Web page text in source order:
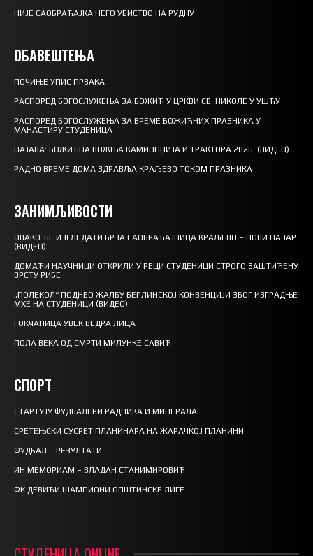
НИЈЕ САОБРАЋАЈКА НЕГО УБИСТВО НА РУДНУ
ОБАВЕШТЕЊА
ПОЧИЊЕ УПИС ПРВАКА
РАСПОРЕД БОГОСЛУЖЕЊА ЗА БОЖИЋ У ЦРКВИ СВ. НИКОЛЕ У УШЋУ
РАСПОРЕД БОГОСЛУЖЕЊА ЗА ВРЕМЕ БОЖИЋНИХ ПРАЗНИКА У
МАНАСТИРУ СТУДЕНИЦА
НАЈАВА: БОЖИЋНА ВОЖЊА КАМИОНЏИЈА И ТРАКТОРА 2026. (ВИДЕО)
РАДНО ВРЕМЕ ДОМА ЗДРАВЉА КРАЉЕВО ТОКОМ ПРАЗНИКА
ЗАНИМЉИВОСТИ
ОВАКО ЋЕ ИЗГЛЕДАТИ БРЗА САОБРАЋАЈНИЦА КРАЉЕВО – НОВИ ПАЗАР
(ВИДЕО)
ДОМАЋИ НАУЧНИЦИ ОТКРИЛИ У РЕЦИ СТУДЕНИЦИ СТРОГО ЗАШТИЋЕНУ
ВРСТУ РИБЕ
„ПОЛЕКОЛ“ ПОДНЕО ЖАЛБУ БЕРЛИНСКОЈ КОНВЕНЦИЈИ ЗБОГ ИЗГРАДЊЕ
МХЕ НА СТУДЕНИЦИ (ВИДЕО)
ГОКЧАНИЦА УВЕК ВЕДРА ЛИЦА
ПОЛА ВЕКА ОД СМРТИ МИЛУНКЕ САВИЋ
СПОРТ
СТАРТУЈУ ФУДБАЛЕРИ РАДНИКА И МИНЕРАЛА
СРЕТЕЊСКИ СУСРЕТ ПЛАНИНАРА НА ЖАРАЧКОЈ ПЛАНИНИ
ФУДБАЛ – РЕЗУЛТАТИ
ИН МЕМОРИАМ – ВЛАДАН СТАНИМИРОВИЋ
ФК ДЕВИЋИ ШАМПИОНИ ОПШТИНСКЕ ЛИГЕ